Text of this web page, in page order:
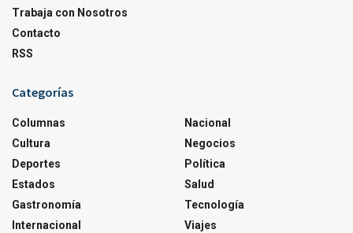
Trabaja con Nosotros
Contacto
RSS
Categorías
Columnas
Cultura
Deportes
Estados
Gastronomía
Internacional
Nacional
Negocios
Política
Salud
Tecnología
Viajes